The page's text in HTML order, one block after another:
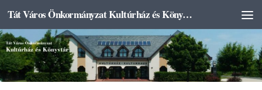
Skip to content Tát Város Önkormányzat Kultúrház és Könyvtár